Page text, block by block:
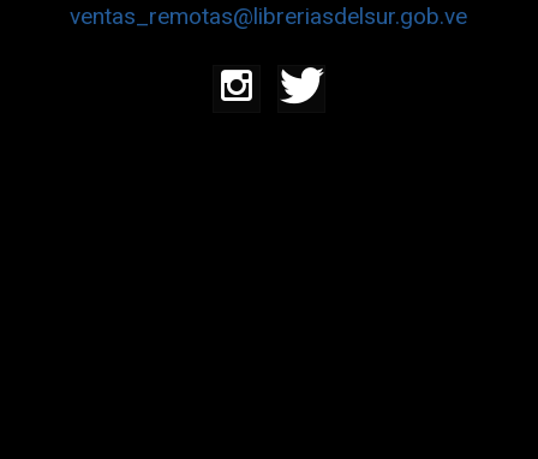
ventas_remotas@libreriasdelsur.gob.ve